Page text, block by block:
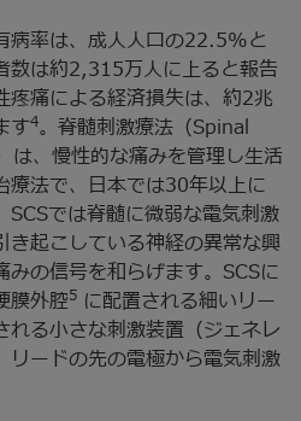
病率は、成人人口の22.5%と
数は約2,315万人に上ると報告
疼痛による経済損失は、約2兆
す4。脊髄刺激療法（Spinal
、慢性的な痛みを管理し生活
療法で、日本では30年以上に
では脊髄に微弱な電気刺激
き起こしている神経の異常な興
の信号を和らげます。SCSに
膜外腔5 に配置される細いリー
れる小さな刺激装置（ジェネレ
リードの先の電極から電気刺激